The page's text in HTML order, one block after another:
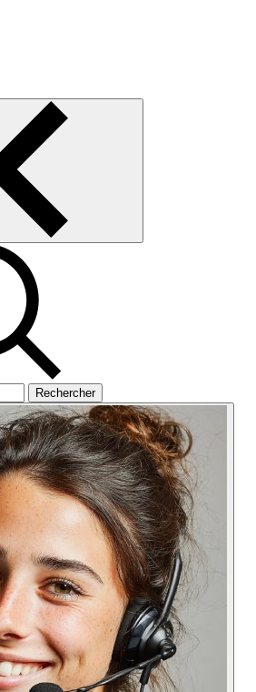
Rechercher